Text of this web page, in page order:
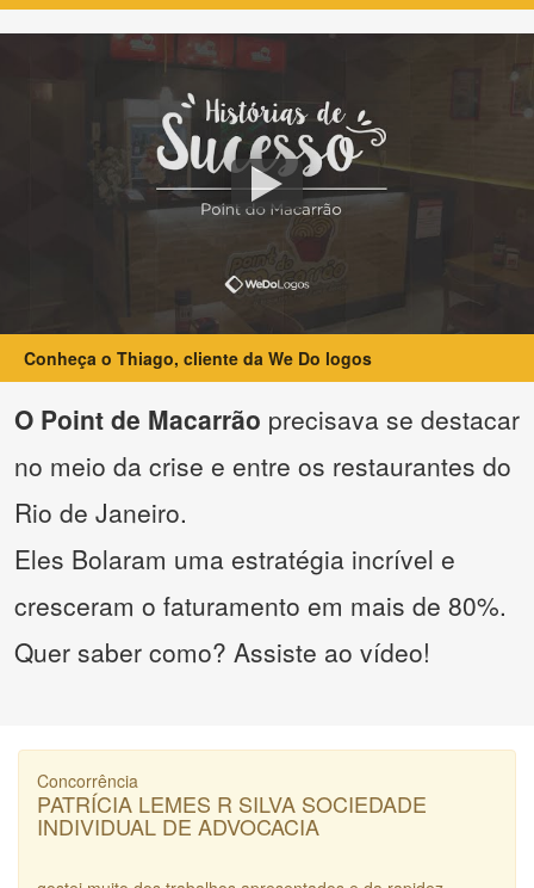
Conheça o Thiago, cliente da We Do logos
O Point de Macarrão precisava se destacar
no meio da crise e entre os restaurantes do
Rio de Janeiro.
Eles Bolaram uma estratégia incrível e
cresceram o faturamento em mais de 80%.
Quer saber como? Assiste ao vídeo!
Concorrência
PATRÍCIA LEMES R SILVA SOCIEDADE
INDIVIDUAL DE ADVOCACIA